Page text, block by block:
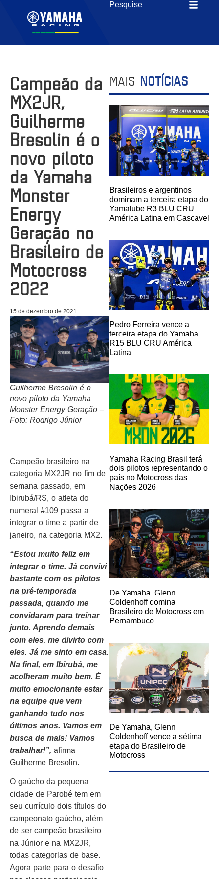
Campeão da
MX2JR,
Guilherme
Bresolin é o
novo piloto
da Yamaha
Monster
Energy
Geração no
Brasileiro de
Motocross
2022
15 de dezembro de 2021
Guilherme Bresolin é o
novo piloto da Yamaha
Monster Energy Geração –
Foto: Rodrigo Júnior
Campeão brasileiro na
categoria MX2JR no fim de
semana passado, em
Ibirubá/RS, o atleta do
numeral #109 passa a
integrar o time a partir de
janeiro, na categoria MX2.
“Estou muito feliz em
integrar o time. Já convivi
bastante com os pilotos
na pré-temporada
passada, quando me
convidaram para treinar
junto. Aprendo demais
com eles, me divirto com
eles. Já me sinto em casa.
Na final, em Ibirubá, me
acolheram muito bem. É
muito emocionante estar
na equipe que vem
ganhando tudo nos
últimos anos. Vamos em
busca de mais! Vamos
trabalhar!”, afirma
Guilherme Bresolin.
O gaúcho da pequena
cidade de Parobé tem em
seu currículo dois títulos do
campeonato gaúcho, além
de ser campeão brasileiro
na Júnior e na MX2JR,
todas categorias de base.
Agora parte para o desafio
MAIS NOTÍCIAS
Brasileiros e argentinos
dominam a terceira etapa do
Yamalube R3 BLU CRU
América Latina em Cascavel
Pedro Ferreira vence a
terceira etapa do Yamaha
R15 BLU CRU América
Latina
Yamaha Racing Brasil terá
dois pilotos representando o
país no Motocross das
Nações 2026
De Yamaha, Glenn
Coldenhoff domina
Brasileiro de Motocross em
Pernambuco
De Yamaha, Glenn
Coldenhoff vence a sétima
etapa do Brasileiro de
Motocross